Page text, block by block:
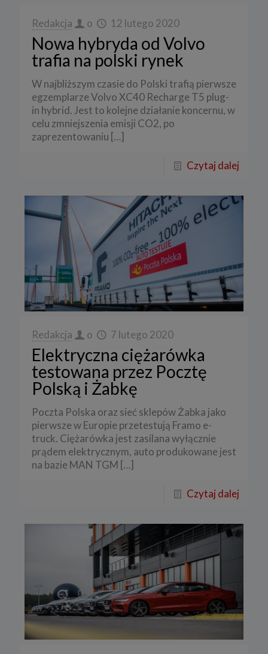
Redakcja o 12 lutego 2020
Nowa hybryda od Volvo
trafia na polski rynek
W najbliższym czasie do Polski trafią pierwsze
egzemplarze Volvo XC40 Recharge T5 plug-
in hybrid. Jest to kolejne działanie koncernu, w
celu zmniejszenia emisji CO2, po
zaprezentowaniu […]
Czytaj dalej
Redakcja o 7 lutego 2020
Elektryczna ciężarówka
testowana przez Pocztę
Polską i Żabkę
Poczta Polska oraz sieć sklepów Żabka jako
pierwsze w Europie przetestują Framo e-
truck. Ciężarówka jest zasilana wyłącznie
prądem elektrycznym, auto produkowane jest
na bazie MAN TGM […]
Czytaj dalej